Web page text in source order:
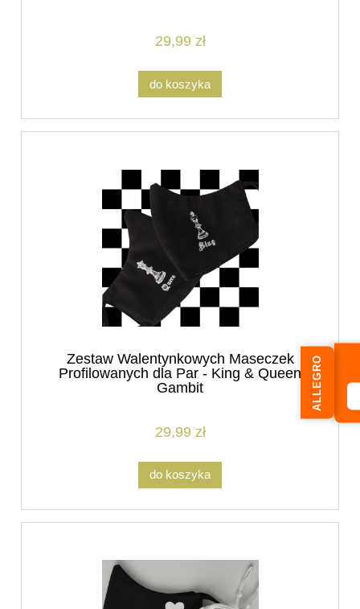
29,99 zł
do koszyka
Zestaw Walentynkowych Maseczek
Profilowanych dla Par - King & Queen
Gambit
29,99 zł
do koszyka
ALLEGRO